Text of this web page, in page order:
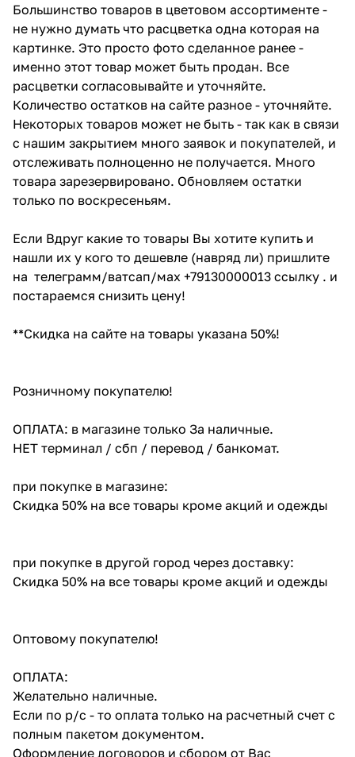
Большинство товаров в цветовом ассортименте -
не нужно думать что расцветка одна которая на
картинке. Это просто фото сделанное ранее -
именно этот товар может быть продан. Все
расцветки согласовывайте и уточняйте.
Количество остатков на сайте разное - уточняйте.
Некоторых товаров может не быть - так как в связи
с нашим закрытием много заявок и покупателей, и
отслеживать полноценно не получается. Много
товара зарезервировано. Обновляем остатки
только по воскресеньям.
Если Вдруг какие то товары Вы хотите купить и
нашли их у кого то дешевле (навряд ли) пришлите
на телеграмм/ватсап/мах +79130000013 ссылку . и
постараемся снизить цену!
**Скидка на сайте на товары указана 50%!
Розничному покупателю!
ОПЛАТА: в магазине только За наличные.
НЕТ терминал / сбп / перевод / банкомат.
при покупке в магазине:
Скидка 50% на все товары кроме акций и одежды
при покупке в другой город через доставку:
Скидка 50% на все товары кроме акций и одежды
Оптовому покупателю!
ОПЛАТА:
Желательно наличные.
Если по р/с - то оплата только на расчетный счет с
полным пакетом документом.
Оформление договоров и сбором от Вас